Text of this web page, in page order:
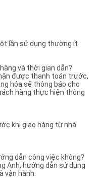
lần sử dụng thường ít
và thời gian dẫn?
được thanh toán trước,
hóa.sẽ thông báo cho
hàng thực hiện thông
khi giao hàng từ nhà
dẫn công việc không?
Anh, hướng dẫn sử dụng
vận hành.